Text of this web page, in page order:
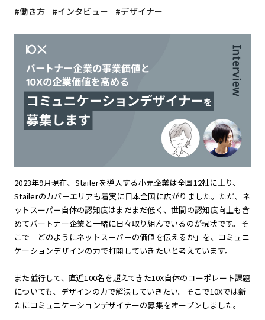
働き方 インタビュー デザイナー
2023年9月現在、Stailerを導入する小売企業は全国12社に上り、
Stailerのカバーエリアも着実に日本全国に広がりました。ただ、ネ
ットスーパー自体の認知度はまだまだ低く、世間の認知度向上も含
めてパートナー企業と一緒に日々取り組んでいるのが現状です。そ
こで「どのようにネットスーパーの価値を伝えるか」を、コミュニ
ケーションデザインの力で打開していきたいと考えています。
また並行して、直近100名を超えてきた10X自体のコーポレート課題
についても、デザインの力で解決していきたい。そこで10Xでは新
たにコミュニケーションデザイナーの募集をオープンしました。